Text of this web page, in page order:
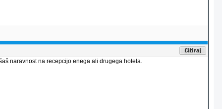
naravnost na recepcijo enega ali drugega hotela.